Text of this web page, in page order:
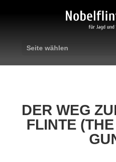
Seite wählen
DER WEG
FLINTE